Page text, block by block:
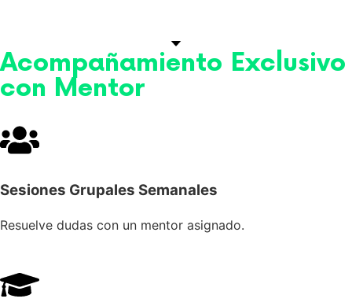
Acompañamiento Exclusivo
con Mentor
Sesiones Grupales Semanales
Resuelve dudas con un mentor asignado.